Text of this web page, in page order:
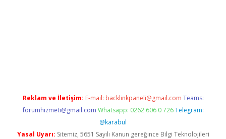
Reklam ve İletişim: E-mail: backlinkpaneli@gmail.com Teams:
forumhizmeti@gmail.com Whatsapp: 0262 606 0 726 Telegram:
@karabul
Yasal Uyarı: Sitemiz, 5651 Sayılı Kanun gereğince Bilgi Teknolojileri